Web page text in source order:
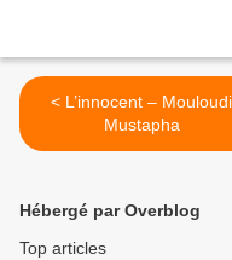
< L’innocent – Mouloudi
Mustapha
Hébergé par Overblog
Top articles